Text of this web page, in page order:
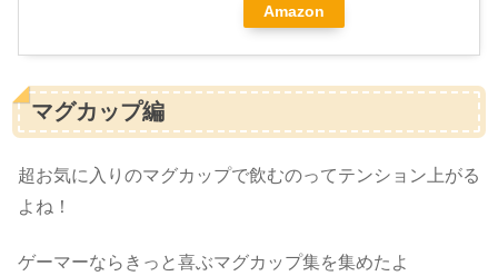
Amazon
マグカップ編
超お気に入りのマグカップで飲むのってテンション上がる
よね！
ゲーマーならきっと喜ぶマグカップ集を集めたよ